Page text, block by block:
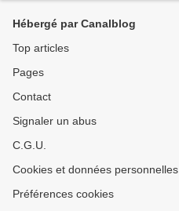
Hébergé par Canalblog
Top articles
Pages
Contact
Signaler un abus
C.G.U.
Cookies et données personnelles
Préférences cookies